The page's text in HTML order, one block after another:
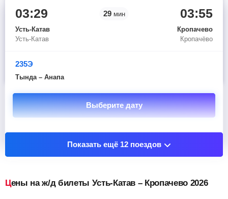
03:29
Усть-Катав
Усть-Катав
29 мин 03:55
Кропачево
Кропачёво
235Э
Тында – Анапа
Выберите дату
Показать ещё 12 поездов
Цены на ж/д билеты Усть-Катав – Кропачево 2026